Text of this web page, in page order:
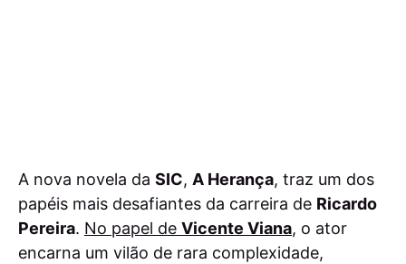
A nova novela da SIC, A Herança, traz um dos
papéis mais desafiantes da carreira de Ricardo
Pereira. No papel de Vicente Viana, o ator
encarna um vilão de rara complexidade,